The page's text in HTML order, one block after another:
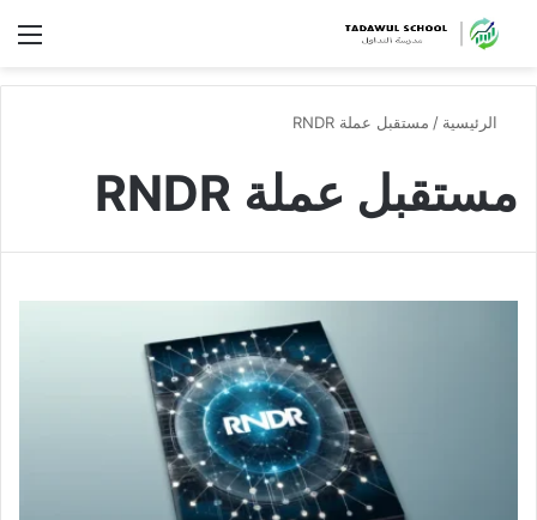
الرئيسية / مستقبل عملة RNDR
مستقبل عملة RNDR